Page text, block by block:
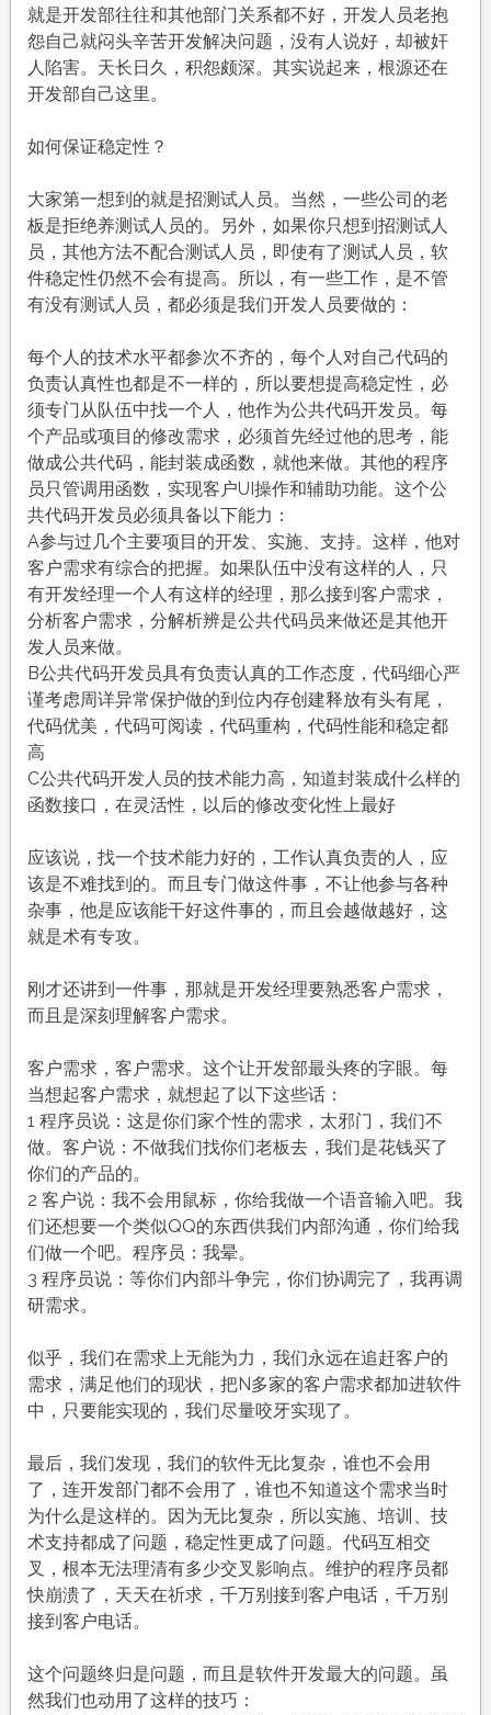
就是开发部往往和其他部门关系都不好，开发人员老抱
怨自己就闷头辛苦开发解决问题，没有人说好，却被奸
人陷害。天长日久，积怨颇深。其实说起来，根源还在
开发部自己这里。
如何保证稳定性？
大家第一想到的就是招测试人员。当然，一些公司的老
板是拒绝养测试人员的。另外，如果你只想到招测试人
员，其他方法不配合测试人员，即使有了测试人员，软
件稳定性仍然不会有提高。所以，有一些工作，是不管
有没有测试人员，都必须是我们开发人员要做的：
每个人的技术水平都参次不齐的，每个人对自己代码的
负责认真性也都是不一样的，所以要想提高稳定性，必
须专门从队伍中找一个人，他作为公共代码开发员。每
个产品或项目的修改需求，必须首先经过他的思考，能
做成公共代码，能封装成函数，就他来做。其他的程序
员只管调用函数，实现客户UI操作和辅助功能。这个公
共代码开发员必须具备以下能力：
A参与过几个主要项目的开发、实施、支持。这样，他对
客户需求有综合的把握。如果队伍中没有这样的人，只
有开发经理一个人有这样的经理，那么接到客户需求，
分析客户需求，分解析辨是公共代码员来做还是其他开
发人员来做。
B公共代码开发员具有负责认真的工作态度，代码细心严
谨考虑周详异常保护做的到位内存创建释放有头有尾，
代码优美，代码可阅读，代码重构，代码性能和稳定都
高
C公共代码开发人员的技术能力高，知道封装成什么样的
函数接口，在灵活性，以后的修改变化性上最好
应该说，找一个技术能力好的，工作认真负责的人，应
该是不难找到的。而且专门做这件事，不让他参与各种
杂事，他是应该能干好这件事的，而且会越做越好，这
就是术有专攻。
刚才还讲到一件事，那就是开发经理要熟悉客户需求，
而且是深刻理解客户需求。
客户需求，客户需求。这个让开发部最头疼的字眼。每
当想起客户需求，就想起了以下这些话：
1 程序员说：这是你们家个性的需求，太邪门，我们不
做。客户说：不做我们找你们老板去，我们是花钱买了
你们的产品的。
2 客户说：我不会用鼠标，你给我做一个语音输入吧。我
们还想要一个类似QQ的东西供我们内部沟通，你们给我
们做一个吧。程序员：我晕。
3 程序员说：等你们内部斗争完，你们协调完了，我再调
研需求。
似乎，我们在需求上无能为力，我们永远在追赶客户的
需求，满足他们的现状，把N多家的客户需求都加进软件
中，只要能实现的，我们尽量咬牙实现了。
最后，我们发现，我们的软件无比复杂，谁也不会用
了，连开发部门都不会用了，谁也不知道这个需求当时
为什么是这样的。因为无比复杂，所以实施、培训、技
术支持都成了问题，稳定性更成了问题。代码互相交
叉，根本无法理清有多少交叉影响点。维护的程序员都
快崩溃了，天天在祈求，千万别接到客户电话，千万别
接到客户电话。
这个问题终归是问题，而且是软件开发最大的问题。虽
然我们也动用了这样的技巧：